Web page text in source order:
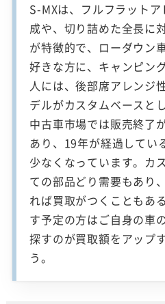
S-MXは、フルフラット
成や、切り詰めた全長に
が特徴的で、ローダウン
好きな方に、キャンピン
人には、後部席アレンジ
デルがカスタムベースと
中古車市場では販売終了
あり、19年が経過してい
少なくなっています。カ
ての部品どり需要もあり
れば買取がつくこともあ
す予定の方はご自身の車
探すのが買取額をアップ
う。